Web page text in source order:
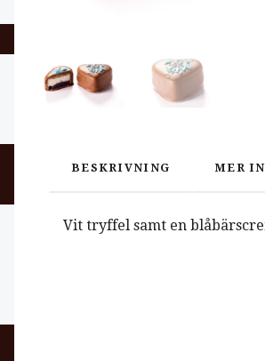
BESKRIVNING MER
Vit tryffel samt en